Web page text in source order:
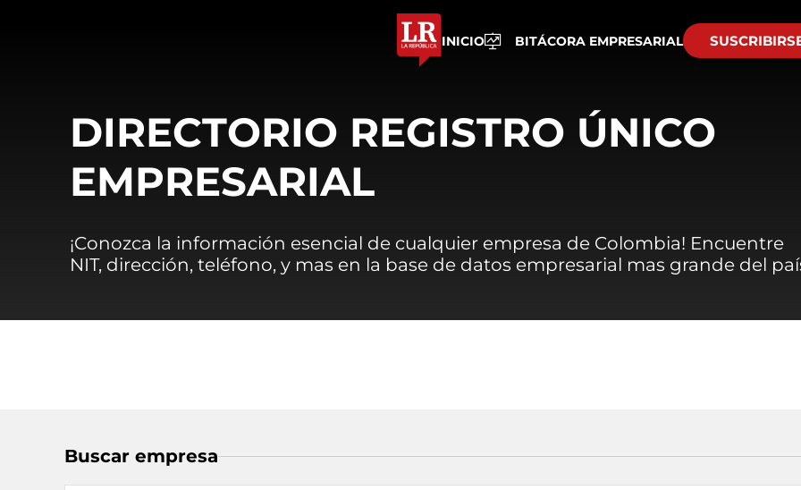
INICIO BITÁCORA EMPRESARIAL
DIRECTORIO REGISTRO ÚNICO
EMPRESARIAL
¡Conozca la información esencial de cualquier empresa de Colombia! Encuentre
NIT, dirección, teléfono, y mas en la base de datos empresarial mas grande del
Buscar empresa